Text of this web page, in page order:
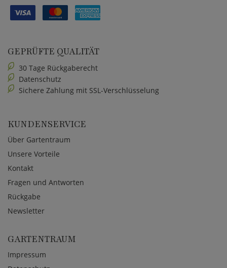
GEPRÜFTE QUALITÄT
30 Tage Rückgaberecht
Datenschutz
Sichere Zahlung mit SSL-Verschlüsselung
KUNDENSERVICE
Über Gartentraum
Unsere Vorteile
Kontakt
Fragen und Antworten
Rückgabe
Newsletter
GARTENTRAUM
Impressum